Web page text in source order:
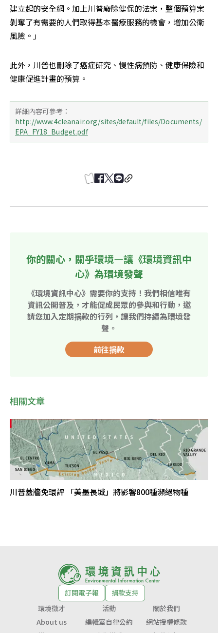
建立起的安全網。加上川普廢除健保的法案，整個預算案
剝奪了有需要的人們取得基本醫療服務的機會，增加公衛
風險。」
此外，川普也刪除了癌症研究、慢性病預防、健康保險和
健康促進計畫的預算。
詳細內容可參考：
http://www.4cleanair.org/sites/default/files/Documents/
EPA_FY18_Budget.pdf
你的關心，關乎環境—讓《環境資訊中
心》為環境發聲
《環境資訊中心》需要你的支持！我們相信唯有
資訊公開普及，才能促成民眾的參與和行動，邀
請您加入定期捐款的行列，讓我們持續為環境發
聲。
前往捐款
相關文章
川普蓋牆免環評 「美墨長城」將影響800種瀕絕物種
訂閱電子報
捐款支持
環境徵才
活動
關於我們
About us
編輯室自律公約
網站授權條款